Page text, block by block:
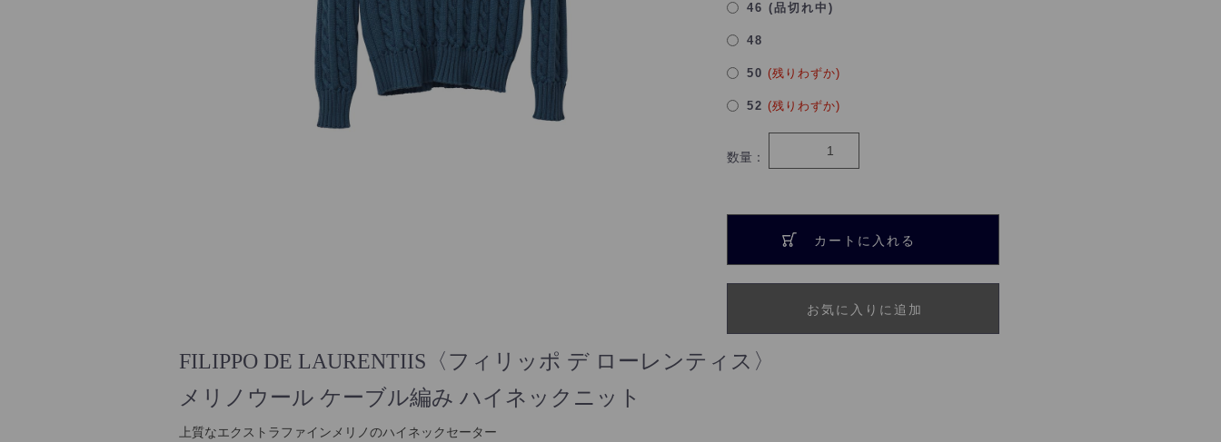
46 (品切れ中)
48
50 (残りわずか)
52 (残りわずか)
数量：
カートに入れる
お気に入りに追加
FILIPPO DE LAURENTIIS〈フィリッポ デ ローレンティス〉
メリノウール ケーブル編み ハイネックニット
上質なエクストラファインメリノのハイネックセーター